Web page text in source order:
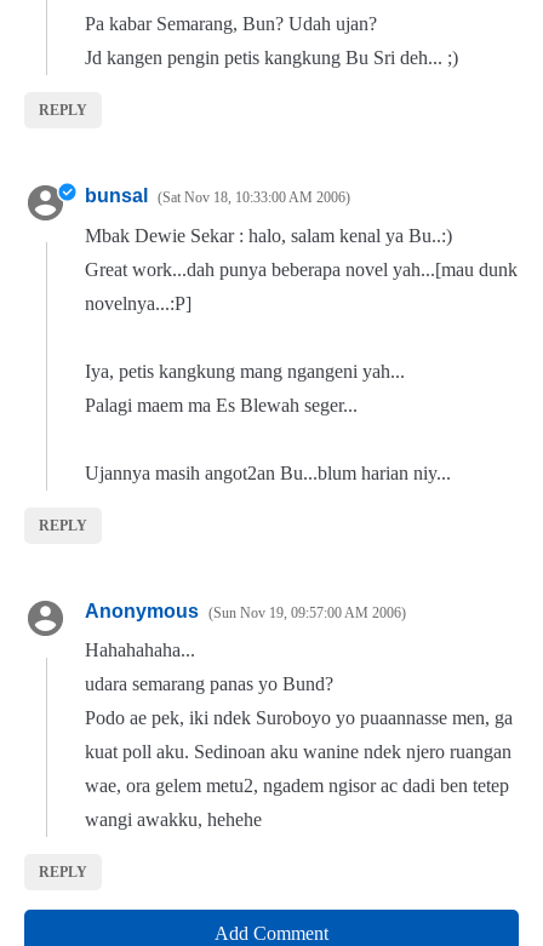
Pa kabar Semarang, Bun? Udah ujan?
Jd kangen pengin petis kangkung Bu Sri deh... ;)
REPLY
bunsal Sat Nov 18, 10:33:00 AM 2006
Mbak Dewie Sekar : halo, salam kenal ya Bu..:)
Great work...dah punya beberapa novel yah...[mau dunk
novelnya...:P]
Iya, petis kangkung mang ngangeni yah...
Palagi maem ma Es Blewah seger...
Ujannya masih angot2an Bu...blum harian niy...
REPLY
Anonymous Sun Nov 19, 09:57:00 AM 2006
Hahahahaha...
udara semarang panas yo Bund?
Podo ae pek, iki ndek Suroboyo yo puaannasse men, ga
kuat poll aku. Sedinoan aku wanine ndek njero ruangan
wae, ora gelem metu2, ngadem ngisor ac dadi ben tetep
wangi awakku, hehehe
REPLY
Add Comment